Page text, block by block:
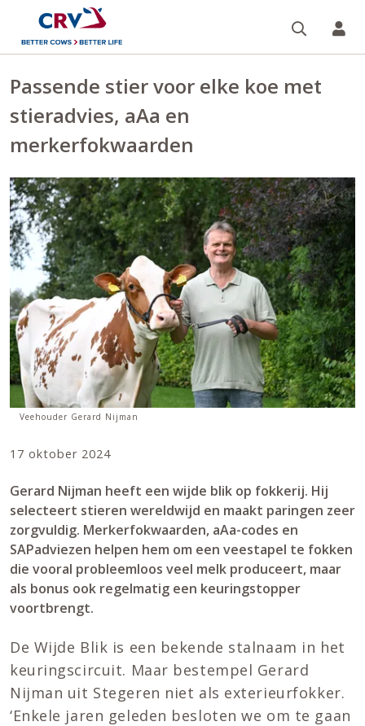
Passende stier voor elke koe met
stieradvies, aAa en
merkerfokwaarden
Veehouder Gerard Nijman
17 oktober 2024
Gerard Nijman heeft een wijde blik op fokkerij. Hij
selecteert stieren wereldwijd en maakt paringen zeer
zorgvuldig. Merkerfokwaarden, aAa-codes en
SAPadviezen helpen hem om een veestapel te fokken
die vooral probleemloos veel melk produceert, maar
als bonus ook regelmatig een keuringstopper
voortbrengt.
De Wijde Blik is een bekende stalnaam in het
keuringscircuit. Maar bestempel Gerard
Nijman uit Stegeren niet als exterieurfokker.
‘Enkele jaren geleden besloten we om te gaan